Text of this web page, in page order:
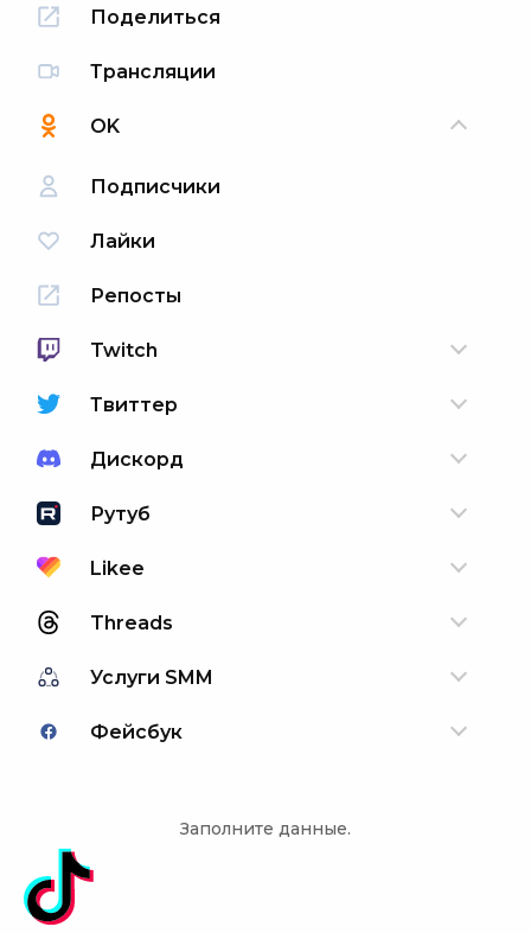
Поделиться
Трансляции
OK
Подписчики
Лайки
Репосты
Twitch
Твиттер
Дискорд
Рутуб
Likee
Threads
Услуги SMM
Фейсбук
Заполните данные.